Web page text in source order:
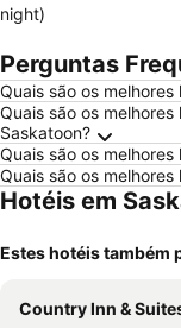
night)
Perguntas
Quais são os
Quais são os
Saskatoon?
Quais são os
Quais são os
Hotéis em
Estes hotéis também
Country Inn & Suites by Radisson,